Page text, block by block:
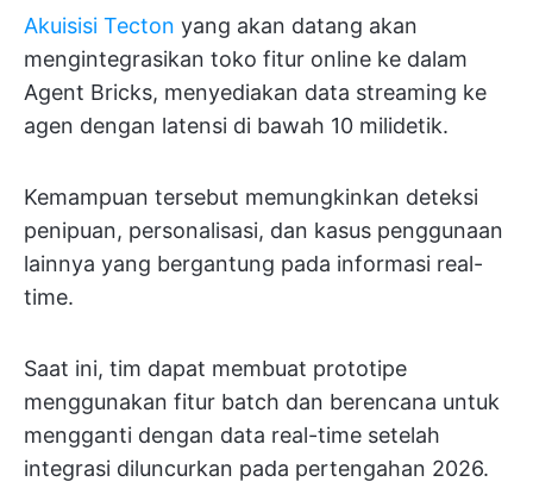
Akuisisi Tecton yang akan datang akan
mengintegrasikan toko fitur online ke dalam
Agent Bricks, menyediakan data streaming ke
agen dengan latensi di bawah 10 milidetik.
Kemampuan tersebut memungkinkan deteksi
penipuan, personalisasi, dan kasus penggunaan
lainnya yang bergantung pada informasi real-
time.
Saat ini, tim dapat membuat prototipe
menggunakan fitur batch dan berencana untuk
mengganti dengan data real-time setelah
integrasi diluncurkan pada pertengahan 2026.